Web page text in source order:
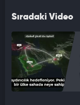
Sıradaki Video